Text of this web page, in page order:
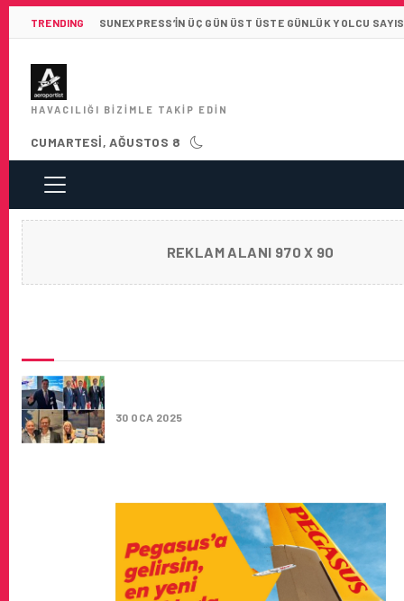
TRENDING SUNEXPRESS’IN ÜÇ GÜN ÜST ÜSTE GÜNLÜK YOLCU
HAVACILIĞI BIZIMLE TAKIP EDIN
CUMARTESI, AĞUSTOS 8
REKLAM ALANI 970 X 90
30 OCA 2025